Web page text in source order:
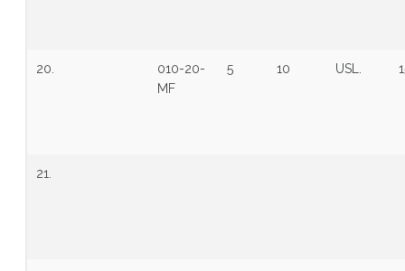
20.
010-20-
MF
5 10 USL.
21.